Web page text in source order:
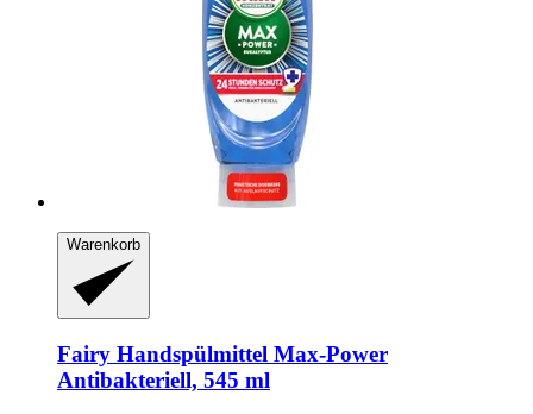
Warenkorb
Fairy Handspülmittel Max-​Power
Antibakteriell, 545 ml